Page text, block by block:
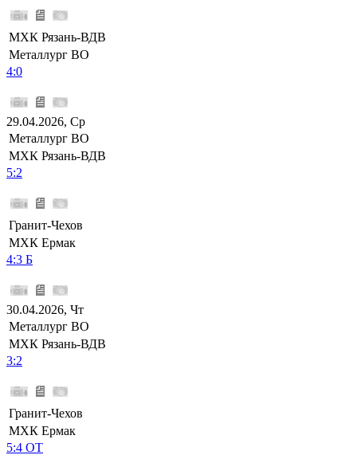
МХК Рязань-ВДВ
Металлург ВО
4:0
29.04.2026, Ср
Металлург ВО
МХК Рязань-ВДВ
5:2
Гранит-Чехов
МХК Ермак
4:3 Б
30.04.2026, Чт
Металлург ВО
МХК Рязань-ВДВ
3:2
Гранит-Чехов
МХК Ермак
5:4 ОТ